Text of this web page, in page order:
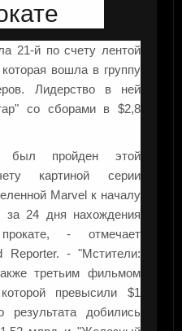
21-й по счету лентой
вошла в группу
Лидерство в ней
со сборами в $2,8
пройден этой
картиной серии
Marvel к началу
24 дня нахождения
- отмечает
Reporter. - "Мстители:
третьим фильмом
превысили $1
результата добились